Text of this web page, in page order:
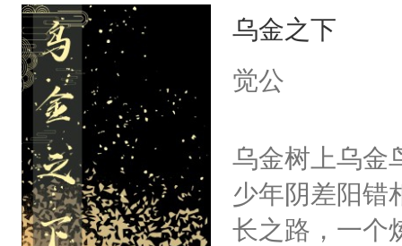
好骗的苏鹿不
的队长！还
机！见鬼怂的
2、双向奔赴
久，一切都是
嘿～3、会涉
致许泺华以为
山白山茶花中
心，经年发
喜欢面对死
流氓攻
乌金之下
觉公
乌金树上乌金
少年阴差阳错
长之路，一个